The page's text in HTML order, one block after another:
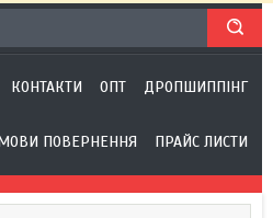
КОНТАКТИ ОПТ ДРОПШИППІНГ
ПОВЕРНЕННЯ ПРАЙС ЛИСТИ